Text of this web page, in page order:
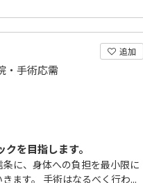
追加
・手術応需
を目指します。
に、身体への負担を最小限に
ます。 手術はなるべく行わ...